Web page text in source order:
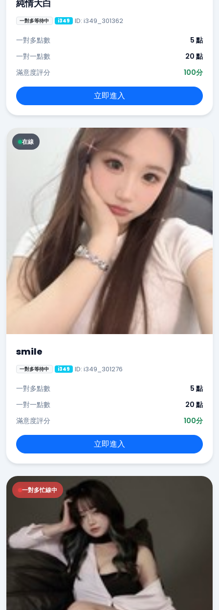
純情大白
一對多等待中 i349 ID: i349_301362
一對多點數
5 點
一對一點數
20 點
滿意度評分
100分
立即進入
在線
smile
一對多等待中 i349 ID: i349_301276
一對多點數
5 點
一對一點數
20 點
滿意度評分
100分
立即進入
一對多忙線中